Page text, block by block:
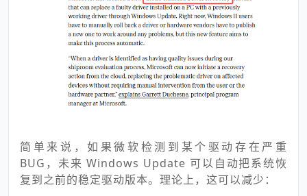
简单来说，如果微软检测到某个驱动存在严重
BUG，未来 Windows Update 可以自动把系统恢
复到之前的稳定驱动版本。理论上，这可以减少：